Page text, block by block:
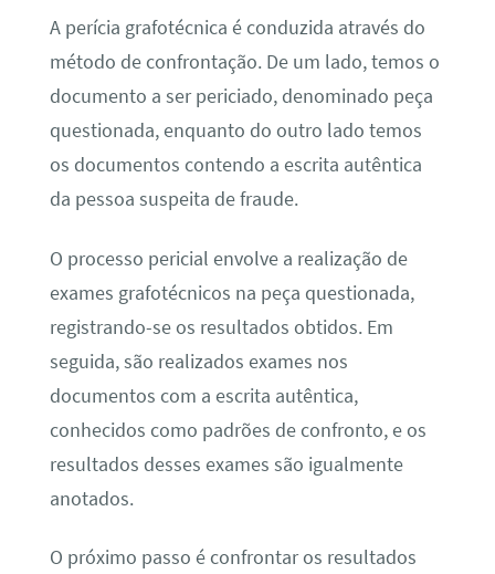
A perícia grafotécnica é conduzida através do
método de confrontação. De um lado, temos o
documento a ser periciado, denominado peça
questionada, enquanto do outro lado temos
os documentos contendo a escrita autêntica
da pessoa suspeita de fraude.
O processo pericial envolve a realização de
exames grafotécnicos na peça questionada,
registrando-se os resultados obtidos. Em
seguida, são realizados exames nos
documentos com a escrita autêntica,
conhecidos como padrões de confronto, e os
resultados desses exames são igualmente
anotados.
O próximo passo é confrontar os resultados